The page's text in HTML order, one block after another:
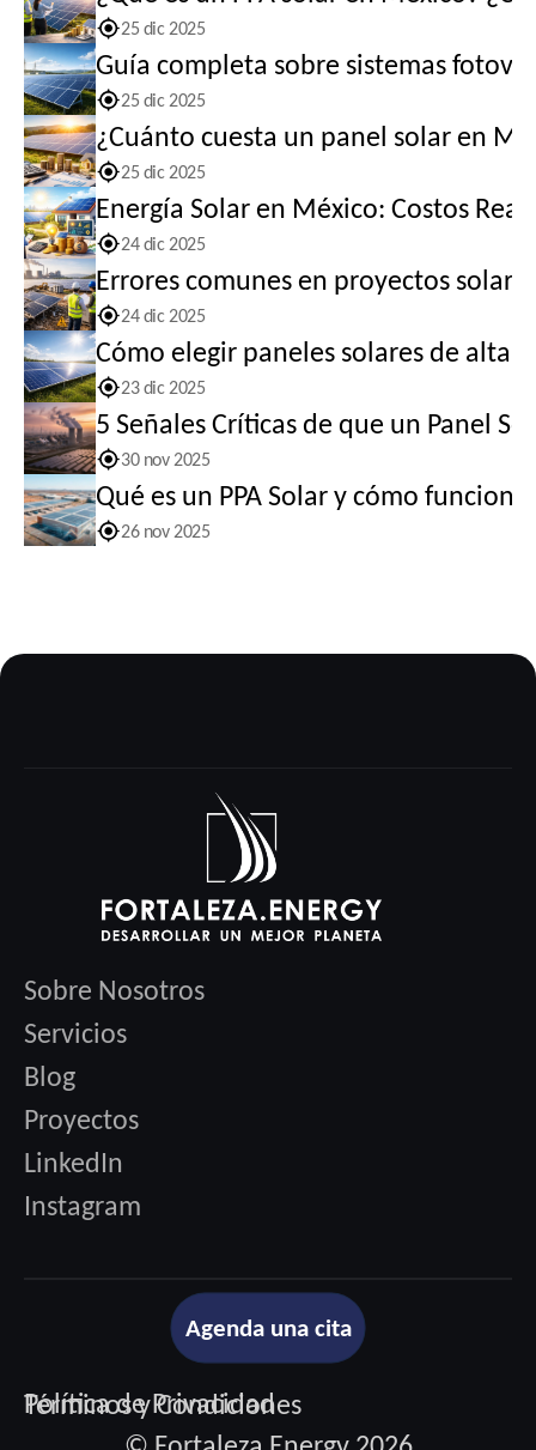
25 dic 2025
Guía completa sobre sistemas
25 dic 2025
¿Cuánto cuesta un panel solar en
25 dic 2025
Energía Solar en México: Costos
24 dic 2025
Errores comunes en proyectos
24 dic 2025
Cómo elegir paneles solares de alta
23 dic 2025
5 Señales Críticas de que un Panel
30 nov 2025
Qué es un PPA Solar y cómo
26 nov 2025
Sobre Nosotros
Servicios
Blog
Proyectos
LinkedIn
Instagram
Agenda una cita
Política de Privacidad
Términos y Condiciones